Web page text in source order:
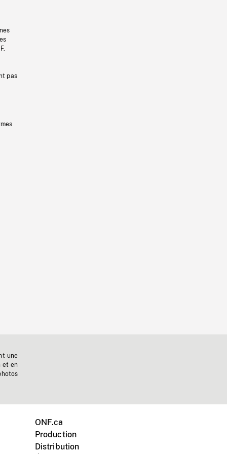
pas
une
et en
ONF.ca
Production
Distribution